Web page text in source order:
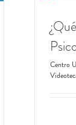
Centro